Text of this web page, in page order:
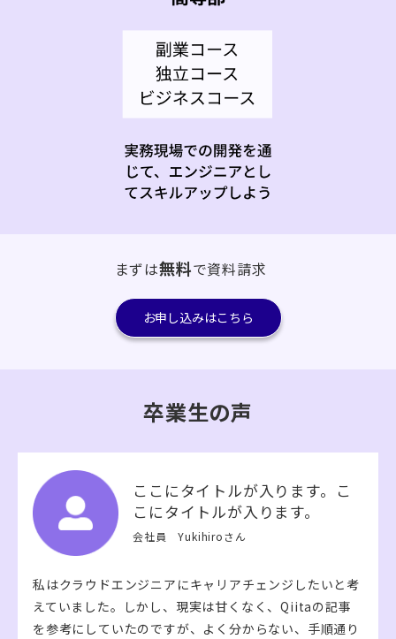
まずは無料で資料請求
お申し込みはこちら
卒業生の声
ここにタイトルが入ります。こ
こにタイトルが入ります。
会社員 Yukihiroさん
私はクラウドエンジニアにキャリアチェンジしたいと考
えていました。しかし、現実は甘くなく、Qiitaの記事
を参考にしていたのですが、よく分からない、手順通り